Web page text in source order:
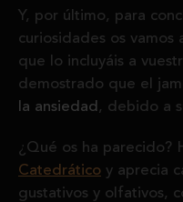
Y, por último, para
curiosidades os
que lo incluyáis a
demostrado que el
la ansiedad , debido a
¿Qué os ha parecido?
Catedrático y aprecia
gustativos y olfativos,